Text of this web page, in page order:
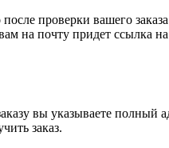
проверки вашего
на почту придет ссылка
вы указываете
заказ.